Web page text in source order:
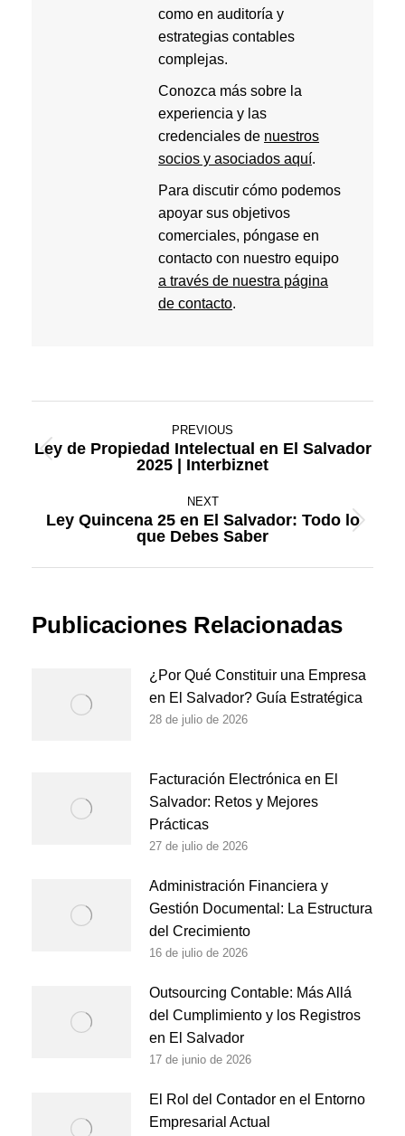
como en auditoría y
estrategias contables
complejas.
Conozca más sobre la
experiencia y las
credenciales de nuestros
socios y asociados aquí.
Para discutir cómo podemos
apoyar sus objetivos
comerciales, póngase en
contacto con nuestro equipo
a través de nuestra página
de contacto.
navigationPREVIOUS
Previous
Ley de Propiedad Intelectual en El Salvador
2025 | Interbiznet
NEXT
Next
Ley Quincena 25 en El Salvador: Todo lo
que Debes Saber
Publicaciones Relacionadas
¿Por Qué Constituir una Empresa
en El Salvador? Guía Estratégica
28 de julio de 2026
Facturación Electrónica en El
Salvador: Retos y Mejores
Prácticas
27 de julio de 2026
Administración Financiera y
Gestión Documental: La Estructura
del Crecimiento
16 de julio de 2026
Outsourcing Contable: Más Allá
del Cumplimiento y los Registros
en El Salvador
17 de junio de 2026
El Rol del Contador en el Entorno
Empresarial Actual